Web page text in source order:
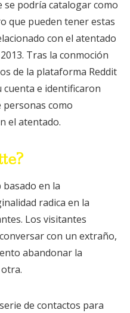
se podría catalogar como
que pueden tener estas
con el atentado
Tras la conmoción
de la plataforma Reddit
e identificaron
como
el atentado.
en la
radica en la
Los visitantes
con un extraño,
abandonar la
de contactos para